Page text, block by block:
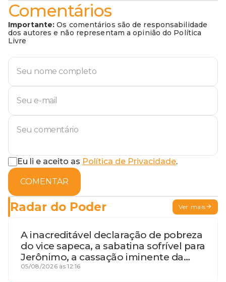
Comentários
Importante: Os comentários são de responsabilidade
dos autores e não representam a opinião do Política
Livre
Eu li e aceito as Política de Privacidade.
COMENTAR
Radar do Poder Ver mais
A inacreditável declaração de pobreza
do vice sapeca, a sabatina sofrível para
Jerônimo, a cassação iminente da
desembargadora e a vaga do Quinto
05/08/2026 às 12:16